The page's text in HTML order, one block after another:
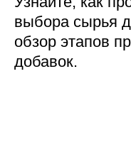
выбора сырья
обзор этапов
добавок.